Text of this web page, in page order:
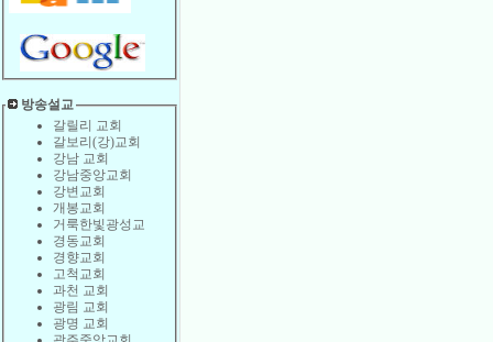
방송설교
갈릴리 교회
갈보리(강)교회
강남 교회
강남중앙교회
강변교회
개봉교회
거룩한빛광성교
경동교회
경향교회
고척교회
과천 교회
광림 교회
광명 교회